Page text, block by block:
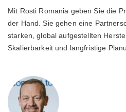
Mit Rosti Romania geben Sie die
der Hand. Sie gehen eine
starken, global aufgestellten
Skalierbarkeit und langfristige